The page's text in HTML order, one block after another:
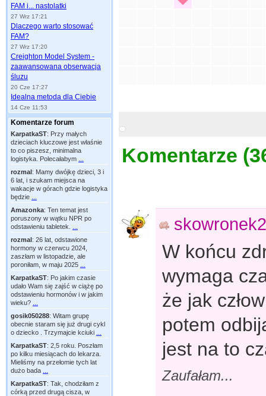
FAM i... nastolatki
27 Wrz 17:21
Dlaczego warto stosować
FAM?
27 Wrz 17:20
Creighton Model System -
zaawansowana obserwacja
śluzu
20 Cze 17:27
Idealna metoda dla Ciebie
14 Cze 11:53
Komentarze forum
KarpatkaST: Przy małych
dzieciach kluczowe jest właśnie
to co piszesz, minimalna
logistyka. Polecałabym
rozmal: Mamy dwójkę dzieci, 3 i
6 lat, i szukam miejsca na
wakacje w górach gdzie logistyka
będzie
Amazonka: Ten temat jest
poruszony w wątku NPR po
odstawieniu tabletek.
rozmal: 26 lat, odstawione
hormony w czerwcu 2024,
zaszłam w listopadzie, ale
poroniłam, w maju 2025
KarpatkaST: Po jakim czasie
udało Wam się zajść w ciążę po
odstawieniu hormonów i w jakim
wieku?
gosik050288: Witam grupę
obecnie staram się już drugi cykl
o dziecko . Trzymajcie kciuki
KarpatkaST: 2,5 roku. Poszłam
po kilku miesiącach do lekarza.
Mieliśmy na przełomie tych lat
dużo bada
KarpatkaST: Tak, chodziłam z
córką przed drugą cisza, w
Komentarze (
W końcu
wymaga
że jak
potem
jest na to
Zaufałam...